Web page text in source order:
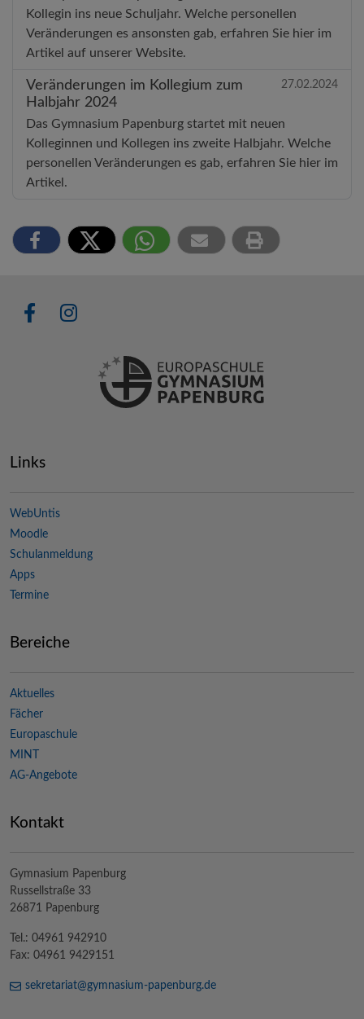
Kollegin ins neue Schuljahr. Welche personellen
Veränderungen es ansonsten gab, erfahren Sie hier im
Artikel auf unserer Website.
Veränderungen im Kollegium zum
Halbjahr 2024
27.02.2024
Das Gymnasium Papenburg startet mit neuen
Kolleginnen und Kollegen ins zweite Halbjahr. Welche
personellen Veränderungen es gab, erfahren Sie hier im
Artikel.
Links
WebUntis
Moodle
Schulanmeldung
Apps
Termine
Bereiche
Aktuelles
Fächer
Europaschule
MINT
AG-Angebote
Kontakt
Gymnasium Papenburg
Russellstraße 33
26871 Papenburg
Tel.: 04961 942910
Fax: 04961 9429151
sekretariat@gymnasium-papenburg.de